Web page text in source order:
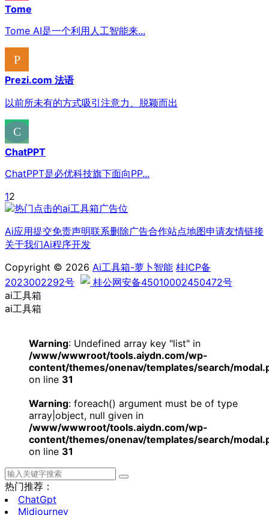
Tome
Tome AI是一个利用人工智能来...
Prezi.com 法语
以前所未有的方式吸引注意力、脱颖而出
ChatPPT
ChatPPT是必优科技旗下面向PP...
12
Ai应用提交免责声明联系删除广告合作站点地图申请友情链接
关于我们Ai程序开发
Copyright © 2026 Ai工具箱-萝卜智能 桂ICP备
2023002292号
桂公网安备45010002450472号
ai工具箱
ai工具箱
Warning: Undefined array key "list" in
/www/wwwroot/tools.aiydn.com/wp-
content/themes/onenav/templates/search/
on line 31
Warning: foreach() argument must be of type
array|object, null given in
/www/wwwroot/tools.aiydn.com/wp-
content/themes/onenav/templates/search/
on line 31
热门推荐：
ChatGpt
Midjourney